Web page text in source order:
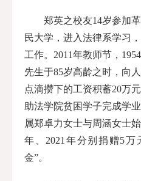
郑英之校友14岁参加
民大学，进入法律系学习
工作。2011年教师节，
先生于85岁高龄之时，向
点滴攒下的工资积蓄20万
助法学院贫困学子完成学
属郑卓力女士与周涵女士
年、2021年分别捐赠5
金”。